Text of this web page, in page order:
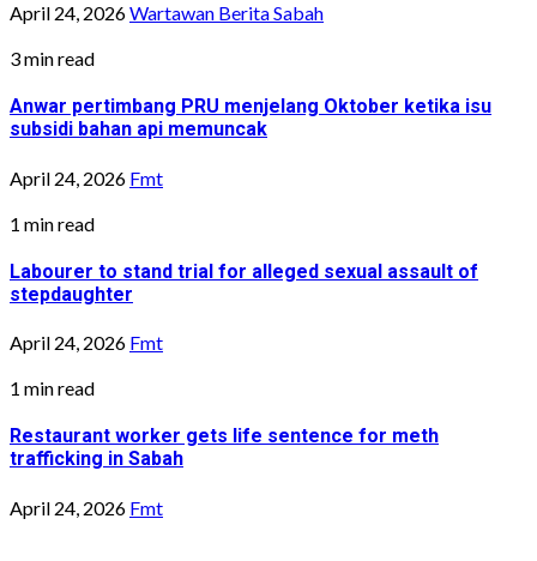
April 24, 2026Wartawan Berita Sabah
3 min read
Anwar pertimbang PRU menjelang Oktober ketika isu
subsidi bahan api memuncak
April 24, 2026 Fmt
1 min read
Labourer to stand trial for alleged sexual assault of
stepdaughter
April 24, 2026 Fmt
1 min read
Restaurant worker gets life sentence for meth
trafficking in Sabah
April 24, 2026 Fmt